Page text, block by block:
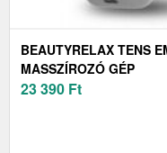
BEAUTYRELAX TENS
MASSZÍROZÓ GÉP
23 390 Ft